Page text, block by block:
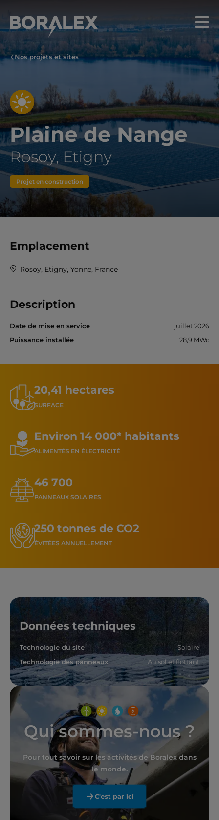
contenu
principal
Menu
Nos projets et sites
Plaine de Nange
Rosoy, Etigny
Projet en construction
Emplacement
Rosoy, Etigny, Yonne, France
Description
Date de mise en service
juillet 2026
Puissance installée
28,9 MWc
20,41 hectares
SURFACE
Environ 14 000* habitants
ALIMENTÉS EN ÉLECTRICITÉ
46 700
PANNEAUX SOLAIRES
250 tonnes de CO2
ÉVITÉES ANNUELLEMENT
Données techniques
Technologie du site
Solaire
Technologie des panneaux
Au sol et flottant
Qui sommes-nous ?
Pour tout savoir sur les activités de Boralex dans
le monde.
C'est par ici